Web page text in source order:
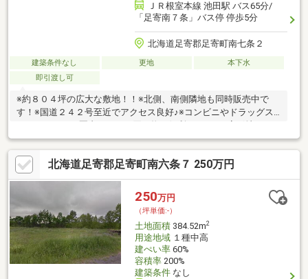
ＪＲ根室本線 池田駅 バス65分/
「足寄南７条」バス停 停歩5分
北海道足寄郡足寄町南七条２
建築条件なし 更地
本下水
即引渡し可
※約８０４坪の広大な敷地！！※北側、南側隣地も同時販売中で
す！※国道２４２号至近でアクセス良好♪※コンビニやドラッグス
き間口 奥行きは参考となります。※36番3は準工業地域（建ぺい率
60％容積率200％）46番3および46番6は白地地域（建ぺい率40％
容積率は80％）に該当します。※46番3および46番6は傾斜地で
す。
北海道足寄郡足寄町南六条７ 250万円
250万円
（坪単価:-）
土地面積384.52m2
用途地域１種中高
建ぺい率60%
容積率200%
建築条件なし